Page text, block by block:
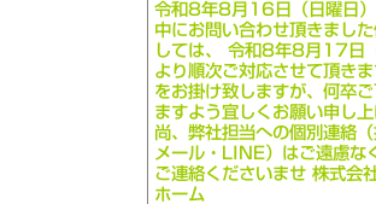
令和8年8月16日（日曜日
中にお問い合わせ頂きまし
しては、 令和8年8月17日（
より順次ご対応させて頂き
をお掛け致しますが、何卒
ますよう宜しくお願い申し
尚、弊社担当への個別連絡（
メール・LINE）はご遠慮な
ご連絡くださいませ 株式会
ホーム